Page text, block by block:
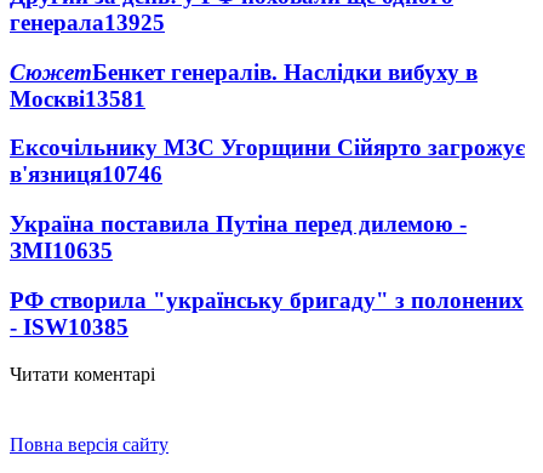
генерала13925
СюжетБенкет генералів. Наслідки вибуху в
Москві13581
Ексочільнику МЗС Угорщини Сійярто загрожує
в'язниця10746
Україна поставила Путіна перед дилемою -
ЗМІ10635
РФ створила "українську бригаду" з полонених
- ISW10385
Читати коментарі
Повна версія сайту